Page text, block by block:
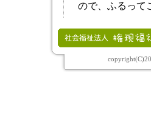
ので、ふるって